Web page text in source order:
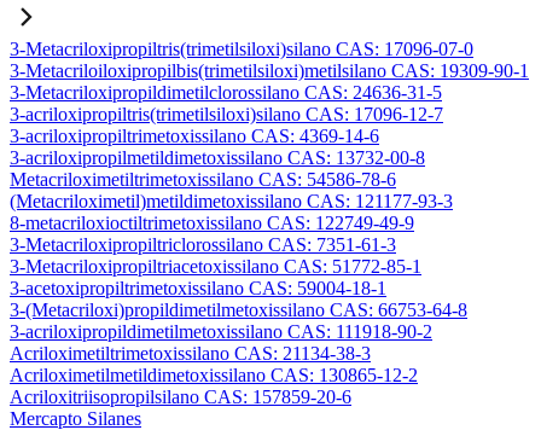
3-Metacriloxipropiltris(trimetilsiloxi)silano CAS: 17096-07-0
3-Metacriloiloxipropilbis(trimetilsiloxi)metilsilano CAS: 19309-90-1
3-Metacriloxipropildimetilclorossilano CAS: 24636-31-5
3-acriloxipropiltris(trimetilsiloxi)silano CAS: 17096-12-7
3-acriloxipropiltrimetoxissilano CAS: 4369-14-6
3-acriloxipropilmetildimetoxissilano CAS: 13732-00-8
Metacriloximetiltrimetoxissilano CAS: 54586-78-6
(Metacriloximetil)metildimetoxissilano CAS: 121177-93-3
8-metacriloxioctiltrimetoxissilano CAS: 122749-49-9
3-Metacriloxipropiltriclorossilano CAS: 7351-61-3
3-Metacriloxipropiltriacetoxissilano CAS: 51772-85-1
3-acetoxipropiltrimetoxissilano CAS: 59004-18-1
3-(Metacriloxi)propildimetilmetoxissilano CAS: 66753-64-8
3-acriloxipropildimetilmetoxissilano CAS: 111918-90-2
Acriloximetiltrimetoxissilano CAS: 21134-38-3
Acriloximetilmetildimetoxissilano CAS: 130865-12-2
Acriloxitriisopropilsilano CAS: 157859-20-6
Mercapto Silanes